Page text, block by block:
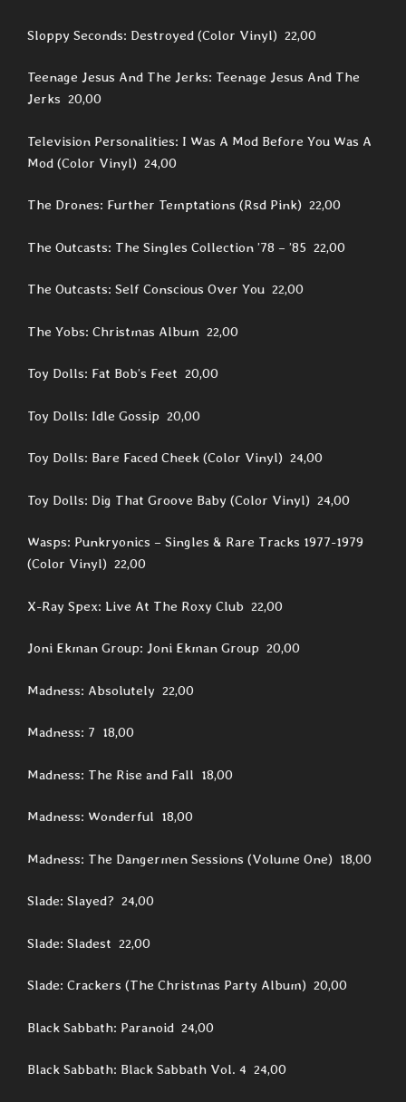
Sloppy Seconds: Destroyed (Color Vinyl) 22,00
Teenage Jesus And The Jerks: Teenage Jesus And The
Jerks 20,00
Television Personalities: I Was A Mod Before You Was A
Mod (Color Vinyl) 24,00
The Drones: Further Temptations (Rsd Pink) 22,00
The Outcasts: The Singles Collection ’78 – ’85 22,00
The Outcasts: Self Conscious Over You 22,00
The Yobs: Christmas Album 22,00
Toy Dolls: Fat Bob’s Feet 20,00
Toy Dolls: Idle Gossip 20,00
Toy Dolls: Bare Faced Cheek (Color Vinyl) 24,00
Toy Dolls: Dig That Groove Baby (Color Vinyl) 24,00
Wasps: Punkryonics – Singles & Rare Tracks 1977-1979
(Color Vinyl) 22,00
X-Ray Spex: Live At The Roxy Club 22,00
Joni Ekman Group: Joni Ekman Group 20,00
Madness: Absolutely 22,00
Madness: 7 18,00
Madness: The Rise and Fall 18,00
Madness: Wonderful 18,00
Madness: The Dangermen Sessions (Volume One) 18,00
Slade: Slayed? 24,00
Slade: Sladest 22,00
Slade: Crackers (The Christmas Party Album) 20,00
Black Sabbath: Paranoid 24,00
Black Sabbath: Black Sabbath Vol. 4 24,00